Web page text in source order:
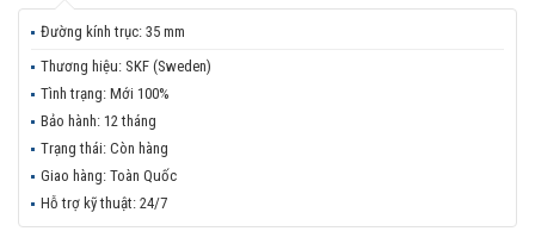
Đường kính trục: 35 mm
Thương hiệu: SKF (Sweden)
Tình trạng: Mới 100%
Bảo hành: 12 tháng
Trạng thái: Còn hàng
Giao hàng: Toàn Quốc
Hỗ trợ kỹ thuật: 24/7